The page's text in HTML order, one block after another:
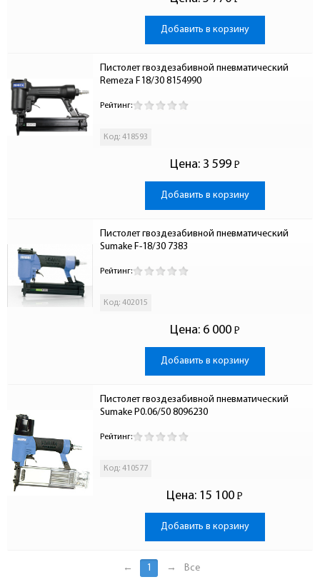
Добавить в корзину
Пистолет гвоздезабивной пневматический
Remeza F18/30 8154990
Рейтинг:
Код: 418593
Цена: 3 599 Р
-
Добавить в корзину
Пистолет гвоздезабивной пневматический
Sumake F-18/30 7383
Рейтинг:
Код: 402015
Цена: 6 000 Р
-
Добавить в корзину
Пистолет гвоздезабивной пневматический
Sumake P0.06/50 8096230
Рейтинг:
Код: 410577
Цена: 15 100 Р
-
Добавить в корзину
← 1 → Все